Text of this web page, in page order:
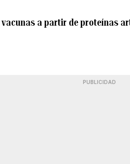
vacunas a partir de proteínas
PUBLICIDAD